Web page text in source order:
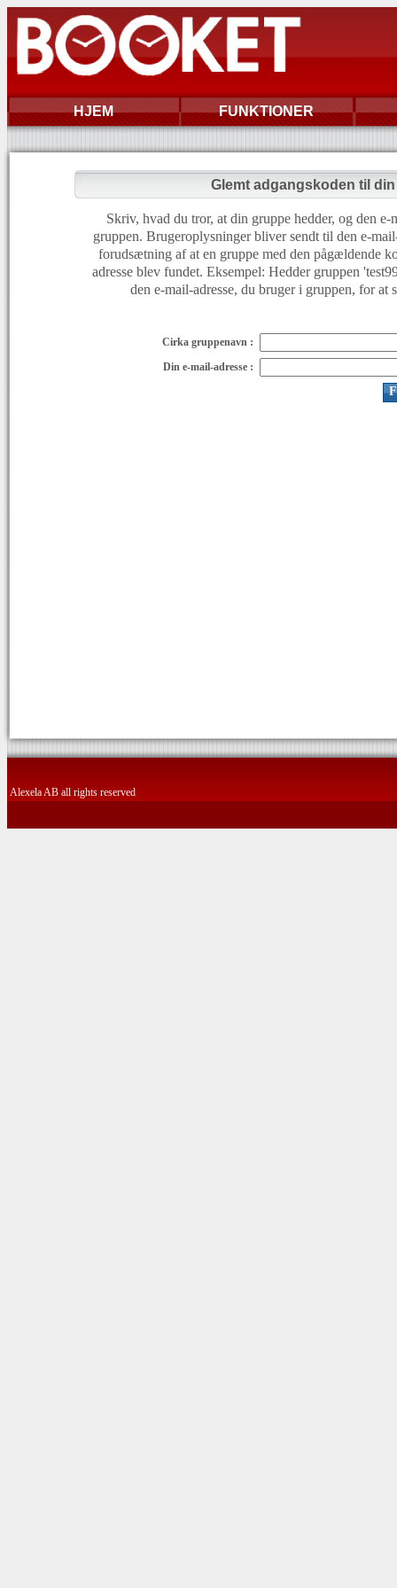
HJEM FUNKTIONER
Glemt adgangskoden til
Skriv, hvad du tror, at din gruppe hedder, og den e-
gruppen. Brugeroplysninger bliver sendt til den e-
forudsætning af at en gruppe med den pågældende
adresse blev fundet. Eksempel: Hedder gruppen
den e-mail-adresse, du bruger i gruppen, for at
Cirka gruppenavn :
Din e-mail-adresse :
Alexela AB all rights reserved